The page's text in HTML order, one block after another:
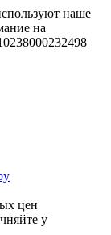
наше
на
цен
у